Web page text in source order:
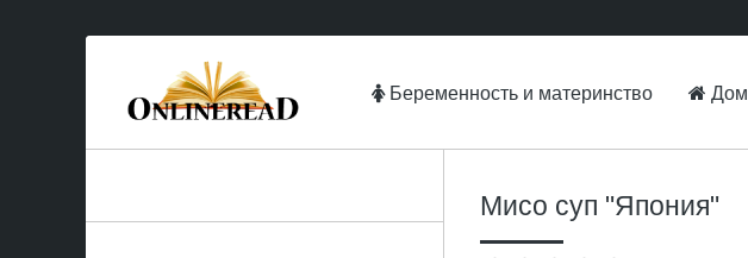
Беременность и материнство Дом
Мисо суп "Япония"